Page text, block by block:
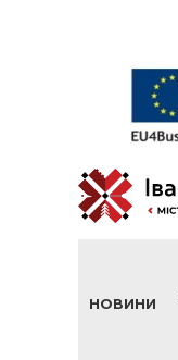
НОВИНИ